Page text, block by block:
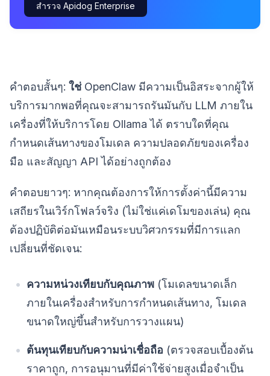
สำรวจ Apidog Enterprise
คำตอบสั้นๆ: ใช่OpenClaw มีความเป็นอิสระจากผู้ให้
บริการมากพอที่คุณจะสามารถรันมันกับ LLM ภายใน
เครื่องที่ให้บริการโดย Ollama ได้ ตราบใดที่คุณ
กำหนดเส้นทางของโมเดล ความปลอดภัยของเครื่อง
มือ และสัญญา API ได้อย่างถูกต้อง
คำตอบยาวๆ: หากคุณต้องการให้การตั้งค่านี้มีความ
เสถียรในเวิร์กโฟลว์จริง (ไม่ใช่แค่เดโมของเล่น) คุณ
ต้องปฏิบัติต่อมันเหมือนระบบวิศวกรรมที่มีการแลก
เปลี่ยนที่ชัดเจน:
ความหน่วงเทียบกับคุณภาพ (โมเดลขนาดเล็ก
ภายในเครื่องสำหรับการกำหนดเส้นทาง, โมเดล
ขนาดใหญ่ขึ้นสำหรับการวางแผน)
ต้นทุนเทียบกับความน่าเชื่อถือ (ตรวจสอบเบื้องต้น
ราคาถูก, การอนุมานที่มีค่าใช้จ่ายสูงเมื่อจำเป็น